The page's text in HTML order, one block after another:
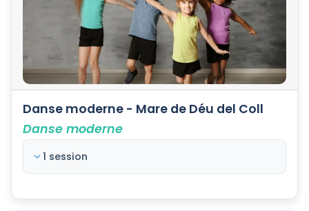
Danse moderne - Mare de Déu del Coll
Danse moderne
1 session